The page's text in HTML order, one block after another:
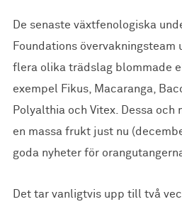
De senaste växtfenologiska
Foundations
flera olika trädslag blommade
exempel Fikus, Macaranga,
Polyalthia och Vitex. Dessa och
en massa frukt just nu
goda nyheter för
Det tar vanligtvis upp till två